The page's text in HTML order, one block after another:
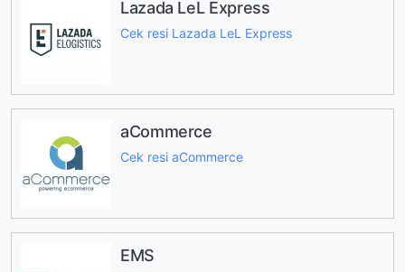
Lazada LeL Express
Cek resi Lazada LeL Express
aCommerce
Cek resi aCommerce
EMS